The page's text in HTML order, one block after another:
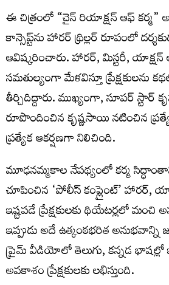
ఈ చిత్రంలో “చైన్ రియాక్షన్ ఆఫ్ కర్మ”
కాన్సెప్ట్‌ను హారర్ థ్రిల్లర్ రూపంలో
ఆవిష్కరించారు. హారర్, మిస్టరీ, యాక్షన్
సమతుల్యంగా మేళవిస్తూ
తీర్చిదిద్దారు. ముఖ్యంగా, సూపర్ స్టార్
రూపొందించిన కృష్ణసాయి నటించిన
ప్రత్యేక ఆకర్షణగా నిలిచింది.
మూఢనమ్మకాల నేపథ్యంలో కర్మ
చూపించిన ‘పోలీస్ కంప్లైంట్’ హారర్,
ఇష్టపడే ప్రేక్షకులకు థియేటర్లలో మంచి
ఇప్పుడు అదే ఉత్కంఠభరిత
ప్రైమ్ వీడియోలో తెలుగు, కన్నడ భాషల్లో
అవకాశం ప్రేక్షకులకు లభిస్తుంది.